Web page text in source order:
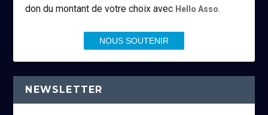
don du montant de votre choix avec Hello Asso.
NOUS SOUTENIR
NEWSLETTER